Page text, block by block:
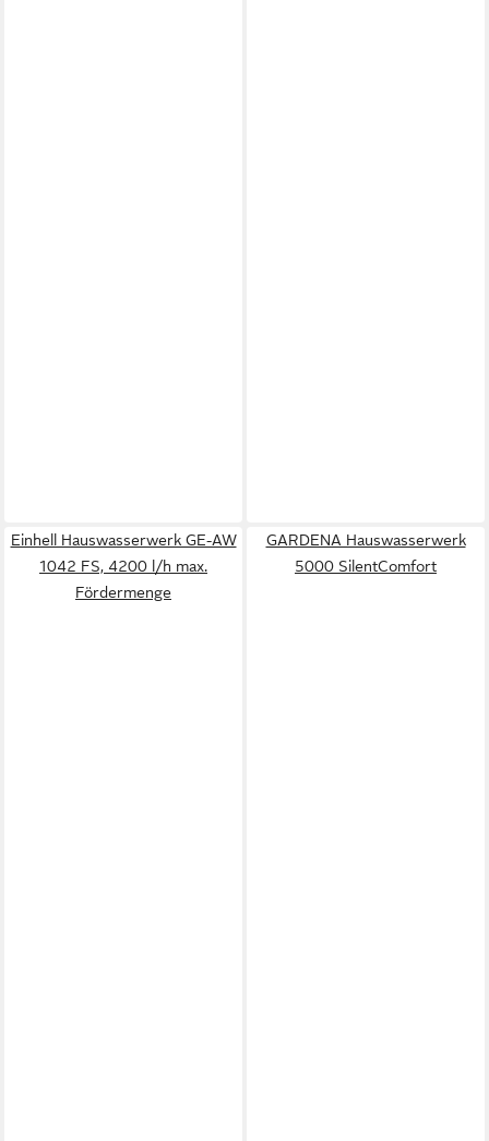
Einhell Hauswasserwerk GE-AW
1042 FS, 4200 l/h max.
Fördermenge
GARDENA Hauswasserwerk
5000 SilentComfort